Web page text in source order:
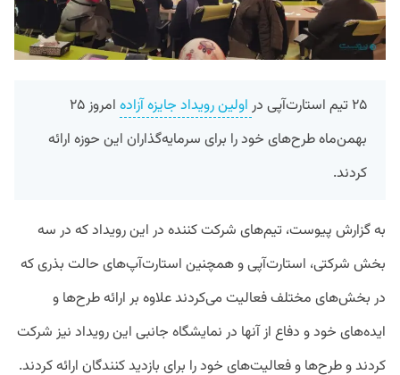
۲۵ تیم استارت‌آپی در اولین رویداد جایزه آزاده
امروز ۲۵
بهمن‌ماه طرح‌های خود را برای سرمایه‌گذاران این حوزه ارائه
کردند.
به گزارش پیوست، تیم‌های شرکت‌ کننده در این رویداد که در سه
بخش شرکتی، استارت‌آپی و همچنین استارت‌آپ‌های حالت بذری که
در بخش‌های مختلف فعالیت می‌کردند علاوه بر ارائه طرح‌ها و
ایده‌های خود و دفاع از آنها در نمایشگاه جانبی این رویداد نیز شرکت
کردند و طرح‌ها و فعالیت‌های خود را برای بازدید کنندگان ارائه کردند.